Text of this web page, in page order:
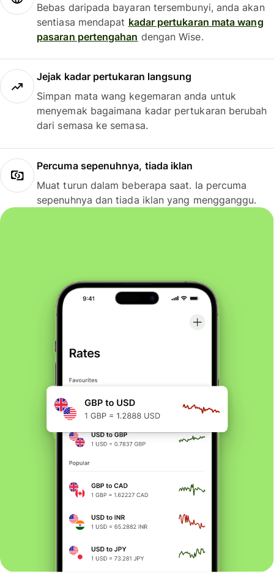
Bebas daripada bayaran tersembunyi, anda akan
sentiasa mendapat kadar pertukaran mata wang
pasaran pertengahan dengan Wise.
Jejak kadar pertukaran langsung
Simpan mata wang kegemaran anda untuk
menyemak bagaimana kadar pertukaran berubah
dari semasa ke semasa.
Percuma sepenuhnya, tiada iklan
Muat turun dalam beberapa saat. Ia percuma
sepenuhnya dan tiada iklan yang mengganggu.